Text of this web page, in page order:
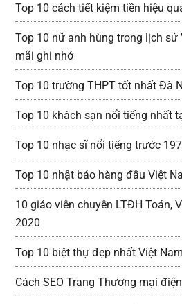
Top 10 cách tiết kiệm tiền hiệu
Top 10 nữ anh hùng trong lịch sử
mãi ghi nhớ
Top 10 trường THPT tốt nhất Đà
Top 10 khách sạn nổi tiếng nhất
Top 10 nhạc sĩ nổi tiếng trước
Top 10 nhật báo hàng đầu Việt
10 giáo viên chuyên LTĐH Toán,
2020
Top 10 biệt thự đẹp nhất Việt
Cách SEO Trang Thương mại